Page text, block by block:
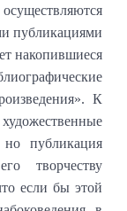
публикациями
накопившиеся
К
публикация
творчеству
если бы этой